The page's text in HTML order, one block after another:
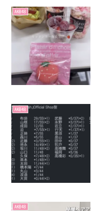
AKB48
AKB48
AKB48